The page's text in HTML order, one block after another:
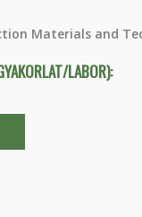
Materials and
LABOR):